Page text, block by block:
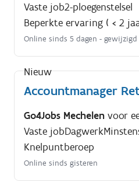
Vaste job2-ploegenstelsel
Beperkte ervaring ( < 2
Online sinds 5 dagen - gewijzigd
Accountmanager
Nieuw
Go4Jobs Mechelen voor
Vaste jobDagwerk
Knelpuntberoep
Online sinds gisteren